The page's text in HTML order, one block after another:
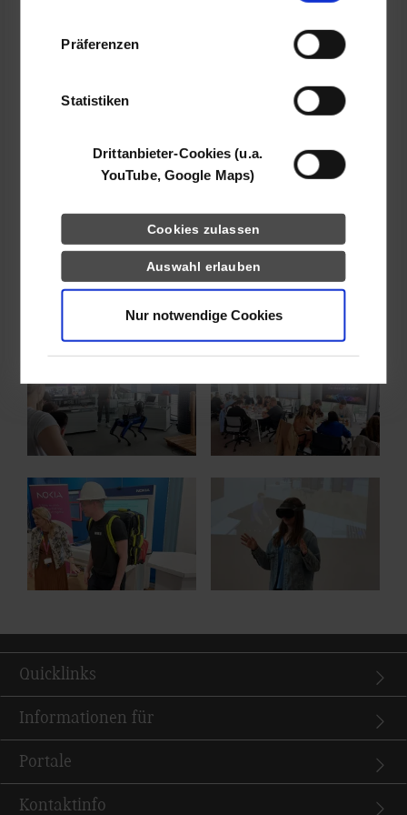
Daten zusammen, die Sie ihnen bereitgestellt
haben oder die sie im Rahmen Ihrer Nutzung
Präferenzen
Statistiken
Drittanbieter-Cookies (u.a.
YouTube, Google Maps)
Cookies zulassen
Auswahl erlauben
Nur notwendige Cookies
Quantum Computing erlebten die Teilnehmenden interessante
Showcases zu Facility Management, individualisierter
Show, don’t tell – durch solche interessanten Eindrücke aus
Vorlesungen der Anwendungsbezug sichergestellt.
Show larger version for: Show larger version for:
Show larger version for: Show larger version for:
Show larger version for:
Quicklinks
Informationen für
Portale
Kontaktinfo